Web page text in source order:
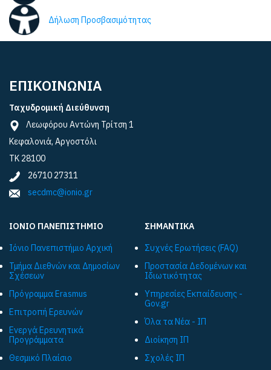
Δήλωση Προσβασιμότητας
ΕΠΙΚΟΙΝΩΝΙΑ
Ταχυδρομική Διεύθυνση
Λεωφόρου Αντώνη Τρίτση 1
Κεφαλονιά, Αργοστόλι
ΤΚ 28100
26710 27311
secdmc@ionio.gr
ΙΟΝΙΟ ΠΑΝΕΠΙΣΤΗΜΙΟ
Ιόνιο Πανεπιστήμιο Αρχική
Τμήμα Διεθνών και Δημοσίων
Σχέσεων
Πρόγραμμα Εrasmus
Επιτροπή Ερευνών
Ενεργά Ερευνητικά
Προγράμματα
Θεσμικό Πλαίσιο
ΣΗΜΑΝΤΙΚΑ
Συχνές Ερωτήσεις (FAQ)
Προστασία Δεδομένων και
Ιδιωτικότητας
Υπηρεσίες Εκπαίδευσης -
Gov.gr
Όλα τα Νέα - ΙΠ
Διοίκηση ΙΠ
Σχολές ΙΠ